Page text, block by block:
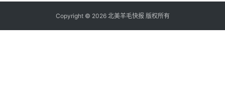
Copyright © 2026 北美羊毛快报 版权所有